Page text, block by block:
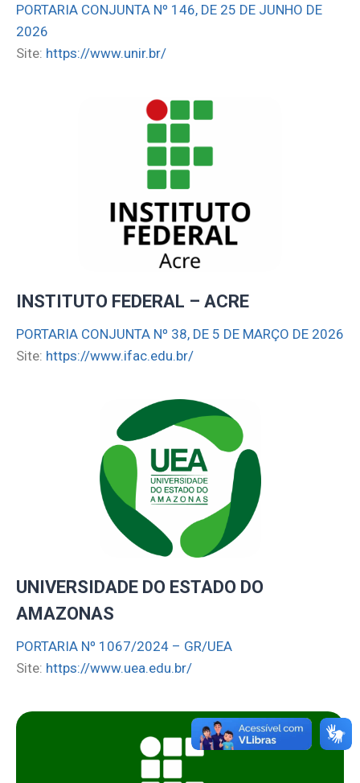
PORTARIA CONJUNTA Nº 146, DE 25 DE JUNHO DE
2026
Site: https://www.unir.br/
INSTITUTO FEDERAL – ACRE
PORTARIA CONJUNTA Nº 38, DE 5 DE MARÇO DE 2026
Site: https://www.ifac.edu.br/
UNIVERSIDADE DO ESTADO DO
AMAZONAS
PORTARIA Nº 1067/2024 – GR/UEA
Site: https://www.uea.edu.br/